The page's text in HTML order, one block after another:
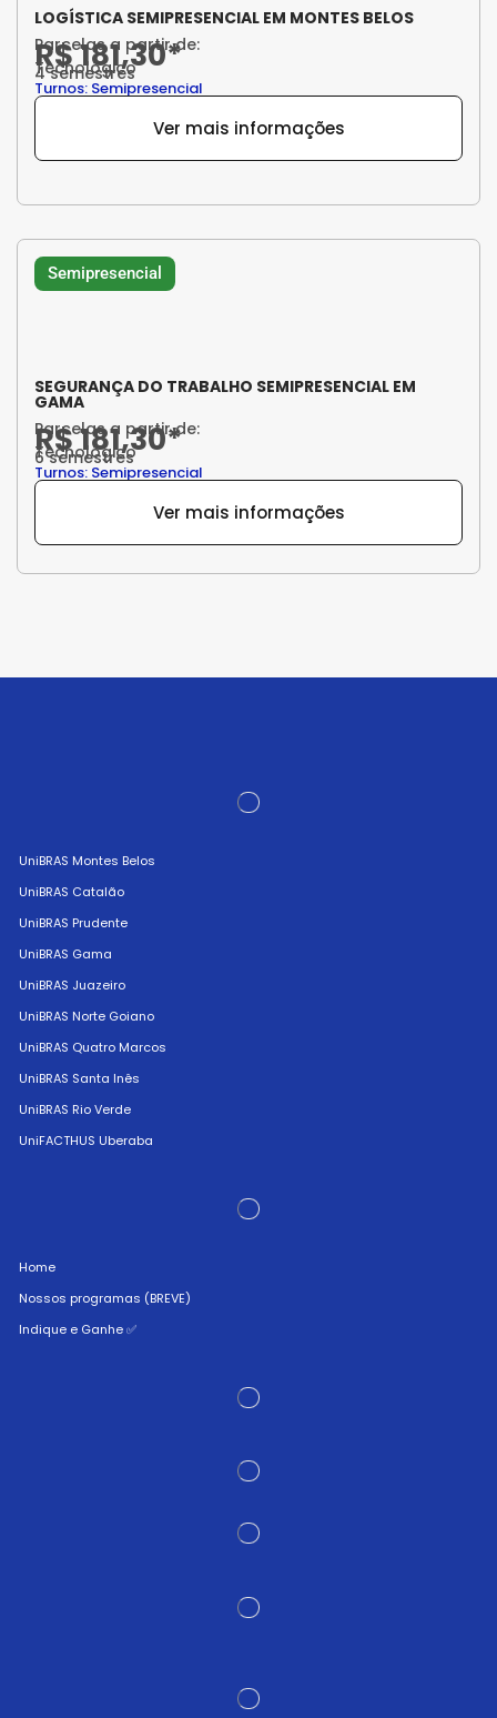
LOGÍSTICA SEMIPRESENCIAL EM MONTES BELOS
Parcelas a partir de:
R$ 181,30*
Tecnológico
4 semestres
Turnos: Semipresencial
Ver mais informações
Semipresencial
SEGURANÇA DO TRABALHO SEMIPRESENCIAL EM
GAMA
Parcelas a partir de:
R$ 181,30*
Tecnológico
6 semestres
Turnos: Semipresencial
Ver mais informações
UniBRAS Montes Belos
UniBRAS Catalão
UniBRAS Prudente
UniBRAS Gama
UniBRAS Juazeiro
UniBRAS Norte Goiano
UniBRAS Quatro Marcos
UniBRAS Santa Inês
UniBRAS Rio Verde
UniFACTHUS Uberaba
Home
Nossos programas (BREVE)
Indique e Ganhe ✅